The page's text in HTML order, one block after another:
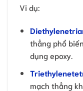
Vi dụ:
thẳng phổ
dụng epoxy.
mạch thẳng